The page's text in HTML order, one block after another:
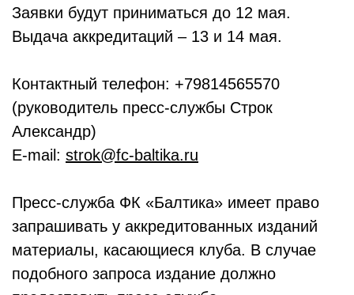
Заявки будут приниматься до 12 мая.
Выдача аккредитаций – 13 и 14 мая.
Контактный телефон: +79814565570
(руководитель пресс-службы Строк
Александр)
E-mail: strok@fc-baltika.ru
Пресс-служба ФК «Балтика» имеет право
запрашивать у аккредитованных изданий
материалы, касающиеся клуба. В случае
подобного запроса издание должно